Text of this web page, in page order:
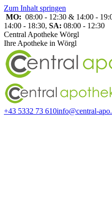
Zum Inhalt springen
MO: 08:00 - 12:30 & 14:00 -
14:00 - 18:30, SA: 08:00 - 12:30
Central Apotheke Wörgl
Ihre Apotheke in Wörgl
+43 5332 73 610info@central-